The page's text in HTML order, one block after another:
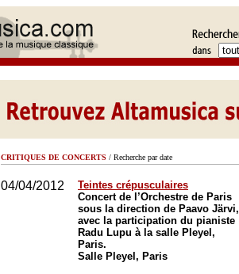
CRITIQUES DE CONCERTS / Recherche par date
04/04/2012
Teintes crépusculaires
Concert de l’Orchestre de Paris
sous la direction de Paavo Järvi,
avec la participation du pianiste
Radu Lupu à la salle Pleyel,
Paris.
Salle Pleyel, Paris